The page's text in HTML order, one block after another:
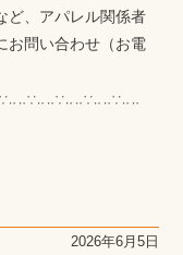
ど、アパレル関係者
お問い合わせ（お電
2026年6月5日